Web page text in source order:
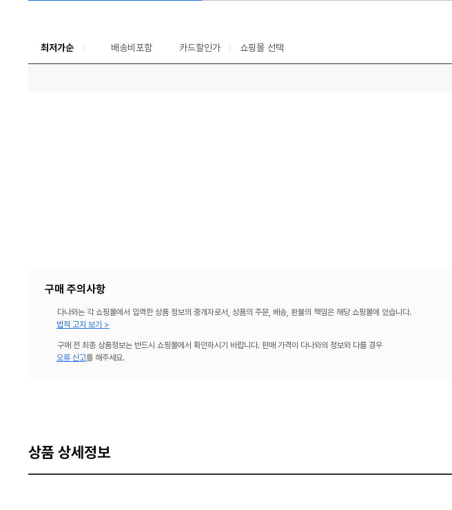
최저가순 배송비포함 카드할인가 쇼핑몰 선택
구매 주의사항
다나와는 각 쇼핑몰에서 입력한 상품 정보의 중개자로서, 상품의 주문, 배송, 환불의 책임은 해당 쇼핑몰에 있습니다.
법적 고지 보기 >
구매 전 최종 상품정보는 반드시 쇼핑몰에서 확인하시기 바랍니다. 판매 가격이 다나와의 정보와 다를 경우
오류 신고를 해주세요.
상품 상세정보